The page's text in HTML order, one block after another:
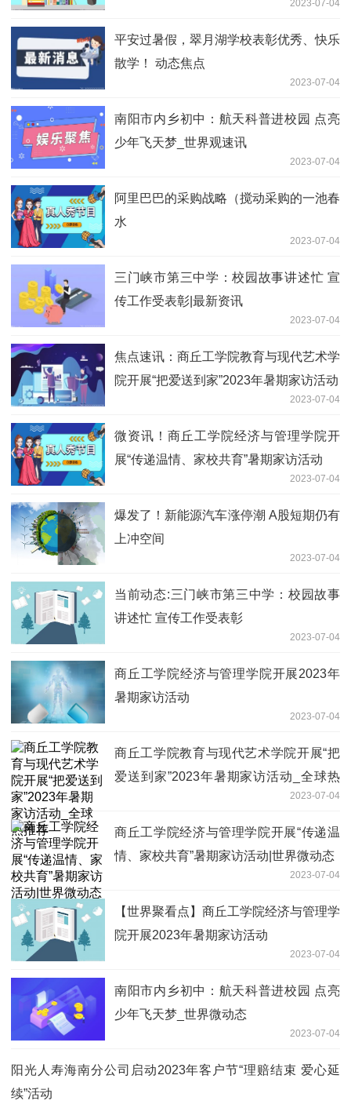
2023-07-04
平安过暑假，翠月湖学校表彰优秀、快乐
散学！ 动态焦点
2023-07-04
南阳市内乡初中：航天科普进校园 点亮
少年飞天梦_世界观速讯
2023-07-04
阿里巴巴的采购战略（搅动采购的一池春
水
2023-07-04
三门峡市第三中学：校园故事讲述忙 宣
传工作受表彰|最新资讯
2023-07-04
焦点速讯：商丘工学院教育与现代艺术学
院开展“把爱送到家”2023年暑期家访活动
2023-07-04
微资讯！商丘工学院经济与管理学院开
展“传递温情、家校共育”暑期家访活动
2023-07-04
爆发了！新能源汽车涨停潮 A股短期仍有
上冲空间
2023-07-04
当前动态:三门峡市第三中学：校园故事
讲述忙 宣传工作受表彰
2023-07-04
商丘工学院经济与管理学院开展2023年
暑期家访活动
2023-07-04
商丘工学院教育与现代艺术学院开展“把
爱送到家”2023年暑期家访活动_全球热
2023-07-04
商丘工学院经济与管理学院开展“传递温
情、家校共育”暑期家访活动|世界微动态
2023-07-04
【世界聚看点】商丘工学院经济与管理学
院开展2023年暑期家访活动
2023-07-04
南阳市内乡初中：航天科普进校园 点亮
少年飞天梦_世界微动态
2023-07-04
阳光人寿海南分公司启动2023年客户节“理赔结束 爱心延
续”活动